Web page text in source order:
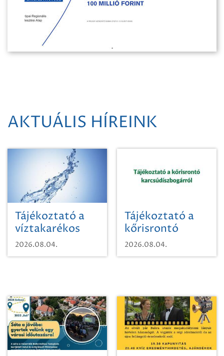
AKTUÁLIS HÍREINK
Tájékoztató a
víztakarékos
vízhasználatról
2026.08.04.
Tájékoztató a
kőrisrontó
karcsúdíszbogárról
2026.08.04.